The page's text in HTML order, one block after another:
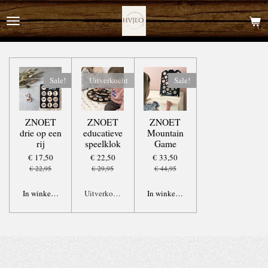
Ga
direct
naar
hoofdinhoud
Sale!
ZNOET
drie op een
rij
€ 17,50
€ 22,95
In winkelwagen
Uitverkocht
ZNOET
educatieve
speelklok
€ 22,50
€ 29,95
Uitverkocht
Sale!
ZNOET
Mountain
Game
€ 33,50
€ 44,95
In winkelwagen